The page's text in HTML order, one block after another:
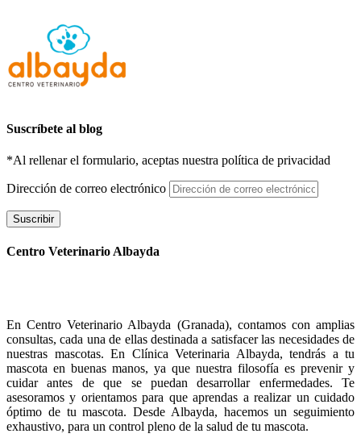
Suscríbete al blog
*Al rellenar el formulario, aceptas nuestra política de privacidad
Dirección de correo electrónico
Suscribir
Centro Veterinario Albayda
En Centro Veterinario Albayda (Granada), contamos con amplias
consultas, cada una de ellas destinada a satisfacer las necesidades de
nuestras mascotas. En Clínica Veterinaria Albayda, tendrás a tu
mascota en buenas manos, ya que nuestra filosofía es prevenir y
cuidar antes de que se puedan desarrollar enfermedades. Te
asesoramos y orientamos para que aprendas a realizar un cuidado
óptimo de tu mascota. Desde Albayda, hacemos un seguimiento
exhaustivo, para un control pleno de la salud de tu mascota.